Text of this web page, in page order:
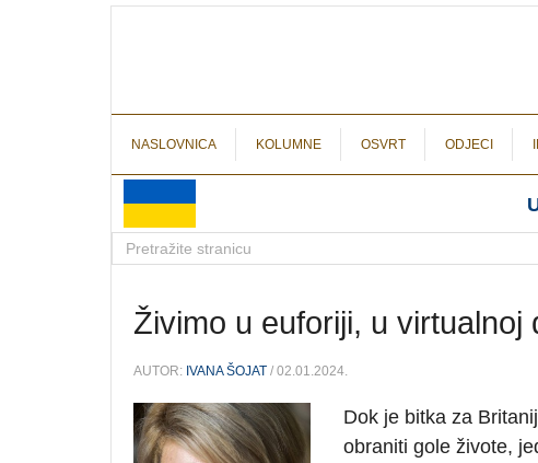
NASLOVNICA KOLUMNE OSVRT ODJECI
Živimo u euforiji, u virtualnoj
AUTOR: IVANA ŠOJAT / 02.01.2024.
Dok je bitka za
obraniti gole živote,